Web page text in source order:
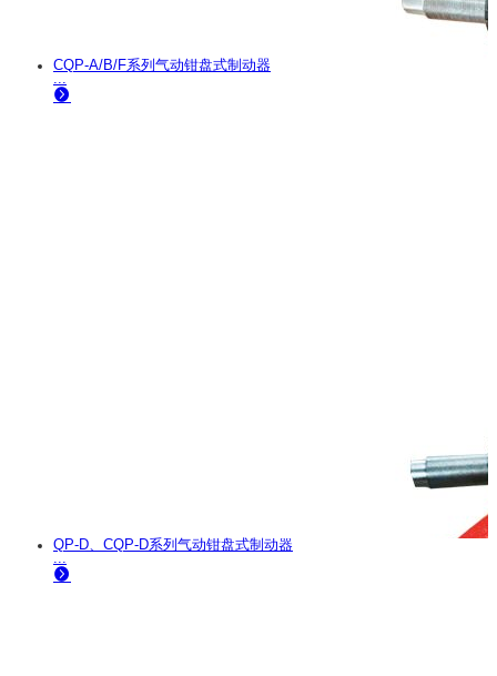
CQP-A/B/F系列气动钳盘式制动器
...
QP-D、CQP-D系列气动钳盘式制动器
...